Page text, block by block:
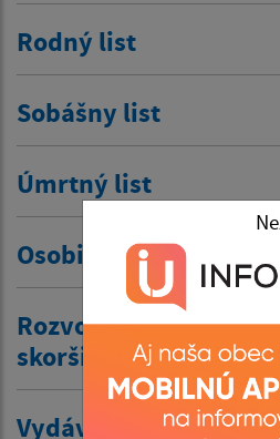
Rodný list
Sobášny list
Úmrtný list
Osobitná matrika
Rozvod manželstva
skoršieho priezviska
Vydávanie výpisov z